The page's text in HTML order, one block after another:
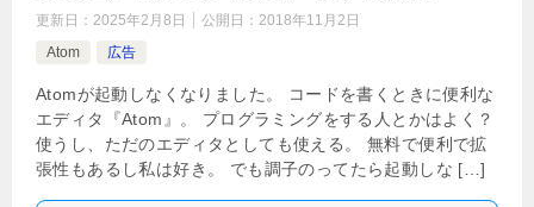
更新日： 2025年2月8日 公開日： 2018年11月2日
Atom
広告
Atomが起動しなくなりました。 コードを書くときに便利な
エディタ『Atom』。 プログラミングをする人とかはよく？
使うし、ただのエディタとしても使える。 無料で便利で拡
張性もあるし私は好き。 でも調子のってたら起動しな […]